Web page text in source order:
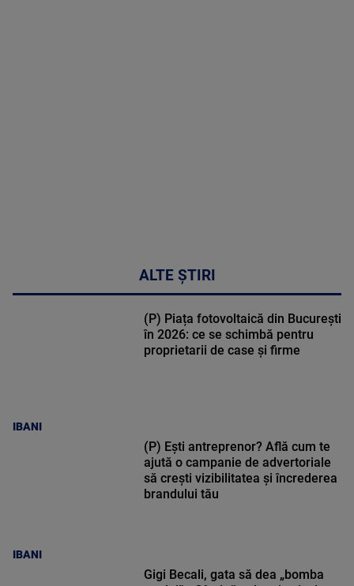
ALTE ȘTIRI
IBANI
(P) Piața fotovoltaică din București
în 2026: ce se schimbă pentru
proprietarii de case și firme
IBANI
(P) Ești antreprenor? Află cum te
ajută o campanie de advertoriale
să crești vizibilitatea și încrederea
brandului tău
Gigi Becali, gata să dea „bomba